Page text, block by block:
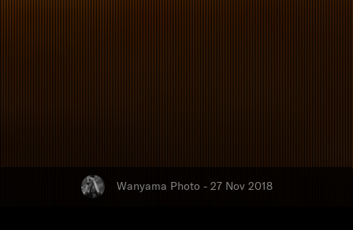
Wanyama Photo - 27 Nov 2018